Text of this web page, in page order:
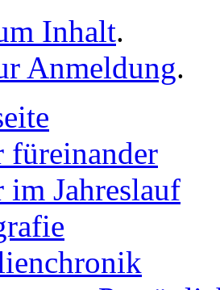
Inhalt.
Anmeldung.
füreinander
im Jahreslauf